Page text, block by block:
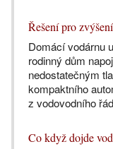
Řešení pro
Domácí vodárnu
rodinný dům
nedostatečným
kompaktního
z vodovodního
Co když dojde